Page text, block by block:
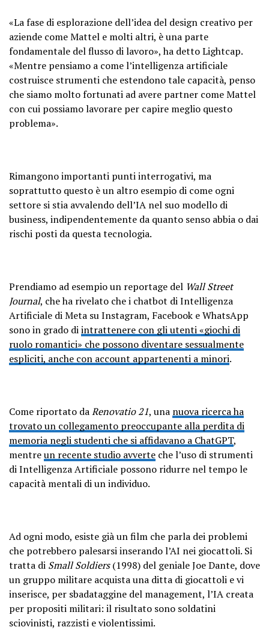
«La fase di esplorazione dell’idea del design creativo per
aziende come Mattel e molti altri, è una parte
fondamentale del flusso di lavoro», ha detto Lightcap.
«Mentre pensiamo a come l’intelligenza artificiale
costruisce strumenti che estendono tale capacità, penso
che siamo molto fortunati ad avere partner come Mattel
con cui possiamo lavorare per capire meglio questo
problema».
Rimangono importanti punti interrogativi, ma
soprattutto questo è un altro esempio di come ogni
settore si stia avvalendo dell’IA nel suo modello di
business, indipendentemente da quanto senso abbia o dai
rischi posti da questa tecnologia.
Prendiamo ad esempio un reportage del Wall Street
Journal, che ha rivelato che i chatbot di Intelligenza
Artificiale di Meta su Instagram, Facebook e WhatsApp
sono in grado diintrattenere con gli utenti «giochi di
ruolo romantici» che possono diventare sessualmente
espliciti, anche con account appartenenti a minori.
Come riportato daRenovatio 21, una nuova ricerca ha
trovato un collegamento preoccupante alla perdita di
memoria negli studenti che si affidavano a ChatGPT,
mentreun recente studio avverte che l’uso di strumenti
di Intelligenza Artificiale possono ridurre nel tempo le
capacità mentali di un individuo.
Ad ogni modo, esiste già un film che parla dei problemi
che potrebbero palesarsi inserando l’AI nei giocattoli. Si
tratta di Small Soldiers(1998) del geniale Joe Dante, dove
un gruppo militare acquista una ditta di giocattoli e vi
inserisce, per sbadataggine del management, l’IA creata
per propositi militari: il risultato sono soldatini
sciovinisti, razzisti e violentissimi.